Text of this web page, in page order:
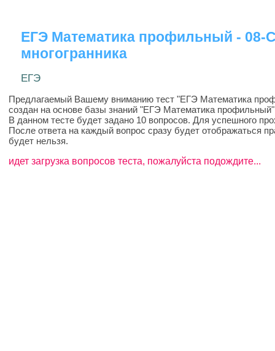
ЕГЭ Математика профильный - 08-
многогранника
ЕГЭ
Предлагаемый Вашему вниманию тест "ЕГЭ Математика
создан на основе базы знаний "ЕГЭ Математика
В данном тесте будет задано 10 вопросов. Для успешного
После ответа на каждый вопрос сразу будет отображаться
будет нельзя.
идет загрузка вопросов теста, пожалуйста подождите...